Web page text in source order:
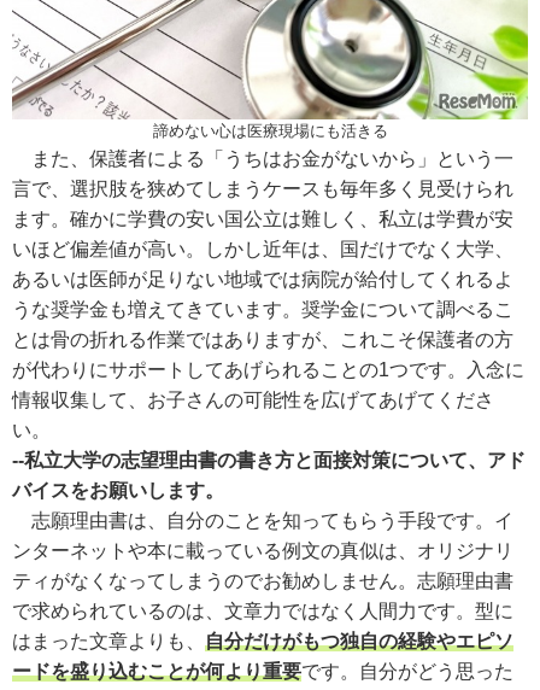
諦めない心は医療現場にも活きる
また、保護者による「うちはお金がないから」という一
言で、選択肢を狭めてしまうケースも毎年多く見受けられ
ます。確かに学費の安い国公立は難しく、私立は学費が安
いほど偏差値が高い。しかし近年は、国だけでなく大学、
あるいは医師が足りない地域では病院が給付してくれるよ
うな奨学金も増えてきています。奨学金について調べるこ
とは骨の折れる作業ではありますが、これこそ保護者の方
が代わりにサポートしてあげられることの1つです。入念に
情報収集して、お子さんの可能性を広げてあげてくださ
い。
--私立大学の志望理由書の書き方と面接対策について、アド
バイスをお願いします。
志願理由書は、自分のことを知ってもらう手段です。イ
ンターネットや本に載っている例文の真似は、オリジナリ
ティがなくなってしまうのでお勧めしません。志願理由書
で求められているのは、文章力ではなく人間力です。型に
はまった文章よりも、 自分だけがもつ独自の経験やエピソ
ードを盛り込むことが何より重要です。自分がどう思った